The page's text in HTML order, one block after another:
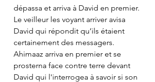
dépassa et arriva à David en premier.
Le veilleur les voyant arriver avisa
David qui répondit qu’ils étaient
certainement des messagers.
Ahimaaz arriva en premier et se
prosterna face contre terre devant
David qui l'interrogea à savoir si son